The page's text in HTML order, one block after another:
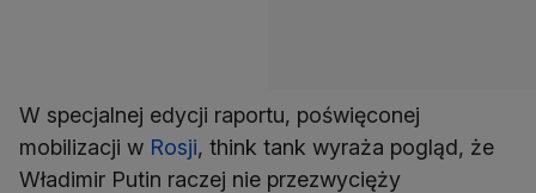
W specjalnej edycji raportu, poświęconej
mobilizacji w Rosji, think tank wyraża pogląd, że
Władimir Putin raczej nie przezwycięży